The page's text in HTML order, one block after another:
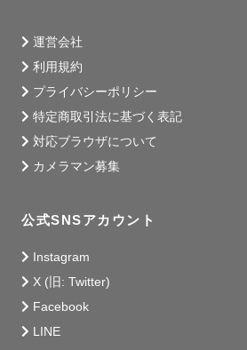
運営会社
利用規約
プライバシーポリシー
特定商取引法に基づく表記
対応ブラウザについて
カメラマン募集
公式SNSアカウント
Instagram
X (旧: Twitter)
Facebook
LINE